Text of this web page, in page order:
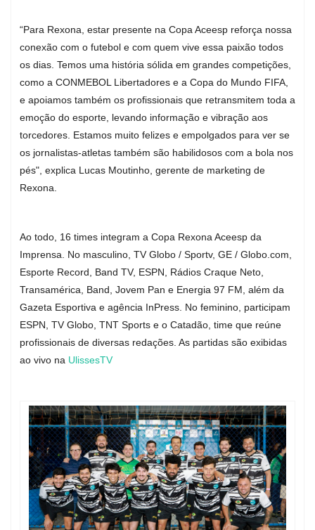
“Para Rexona, estar presente na Copa Aceesp reforça nossa
conexão com o futebol e com quem vive essa paixão todos
os dias. Temos uma história sólida em grandes competições,
como a CONMEBOL Libertadores e a Copa do Mundo FIFA,
e apoiamos também os profissionais que retransmitem toda a
emoção do esporte, levando informação e vibração aos
torcedores. Estamos muito felizes e empolgados para ver se
os jornalistas-atletas também são habilidosos com a bola nos
pés", explica Lucas Moutinho, gerente de marketing de
Rexona.
Ao todo, 16 times integram a Copa Rexona Aceesp da
Imprensa. No masculino, TV Globo / Sportv, GE / Globo.com,
Esporte Record, Band TV, ESPN, Rádios Craque Neto,
Transamérica, Band, Jovem Pan e Energia 97 FM, além da
Gazeta Esportiva e agência InPress. No feminino, participam
ESPN, TV Globo, TNT Sports e o Catadão, time que reúne
profissionais de diversas redações. As partidas são exibidas
ao vivo na UlissesTV